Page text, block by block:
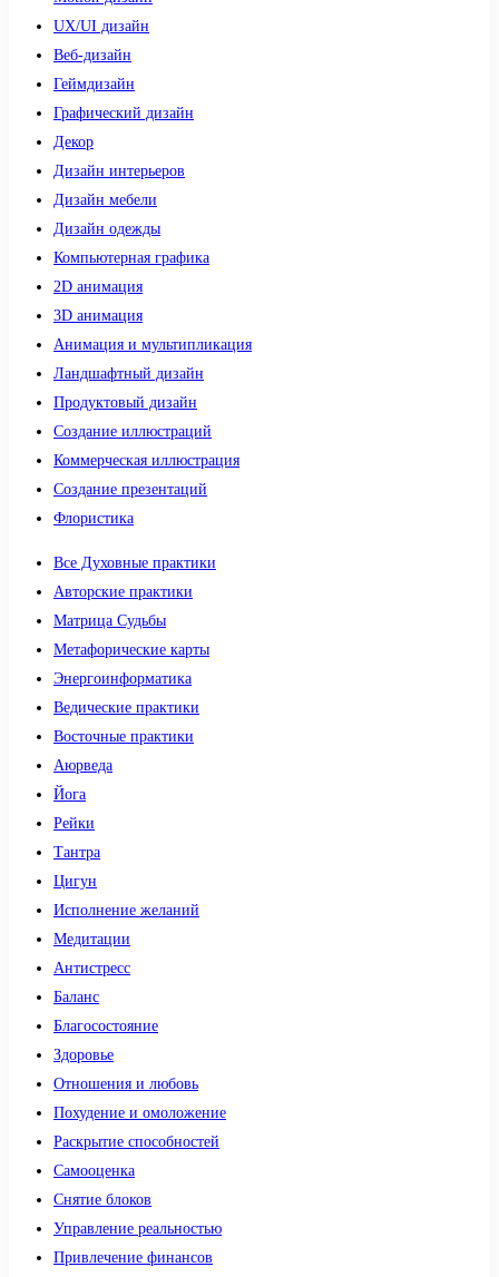
UX/UI дизайн
Веб-дизайн
Геймдизайн
Графический дизайн
Декор
Дизайн интерьеров
Дизайн мебели
Дизайн одежды
Компьютерная графика
2D анимация
3D анимация
Анимация и мультипликация
Ландшафтный дизайн
Продуктовый дизайн
Создание иллюстраций
Коммерческая иллюстрация
Создание презентаций
Флористика
Все Духовные практики
Авторские практики
Матрица Судьбы
Метафорические карты
Энергоинформатика
Ведические практики
Восточные практики
Аюрведа
Йога
Рейки
Тантра
Цигун
Исполнение желаний
Медитации
Антистресс
Баланс
Благосостояние
Здоровье
Отношения и любовь
Похудение и омоложение
Раскрытие способностей
Самооценка
Снятие блоков
Управление реальностью
Привлечение финансов